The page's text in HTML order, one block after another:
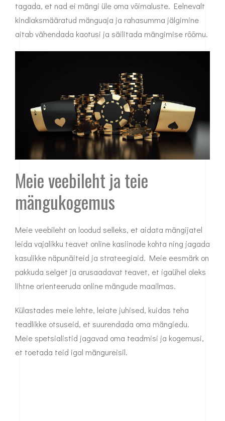
tagada, et nad ei mängi üle oma võimaluste. Eelnevalt
kindlaksmääratud mänguaja ja rahasumma jälgimine
aitab vähendada kaotusi ja säilitada mängimise rõõmu.
Meie veebileht ja teie
mängukogemus
Meie veebileht on loodud selleks, et aidata mängijatel
leida vajalikku teavet online kasiinode kohta ning jagada
kasulikke näpunäiteid ja strateegiaid. Meie eesmärk on
pakkuda selget ja arusaadavat teavet, et igaühel oleks
lihtne orienteeruda online mängude maailmas.
Külastades meie lehte, leiate juhised, kuidas teha
teadlikke otsuseid, et suurendada oma mängiedu.
Meie spetsialistid jagavad oma teadmisi ja kogemusi,
et toetada teid igal mängureisil.